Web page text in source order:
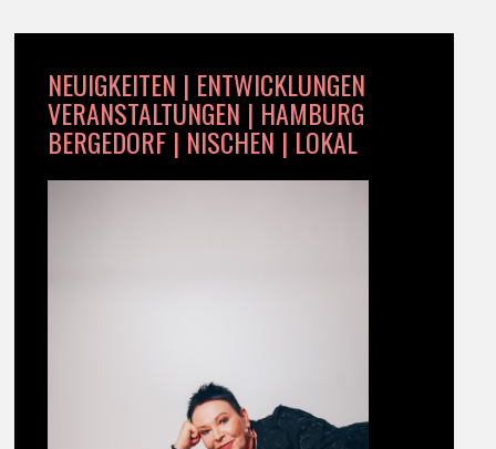
NEUIGKEITEN | ENTWICKLUNGEN
VERANSTALTUNGEN | HAMBURG
BERGEDORF | NISCHEN | LOKAL